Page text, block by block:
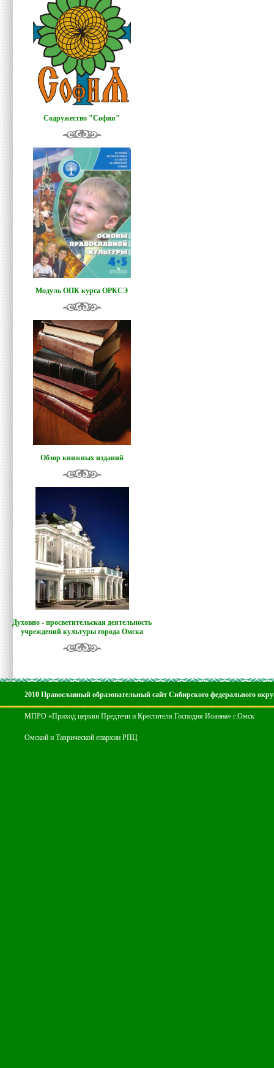
Содружество "София"
Модуль ОПК курса ОРКСЭ
Обзор книжных изданий
Духовно - просветительская деятельность
учреждений культуры города Омска
2010 Православный образовательный сайт Сибирского федерального
МПРО «Приход церкви Предтечи и Крестителя Господня Иоанна» г.Омск
Омской и Таврической епархии РПЦ